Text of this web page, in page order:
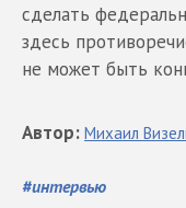
сделать
здесь
не может быть
#интервью
Автор: Михаил